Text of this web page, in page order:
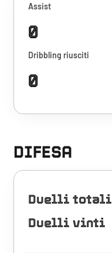
Assist
0
Dribbling riusciti
0
DIFESA
Duelli totali
Duelli vinti